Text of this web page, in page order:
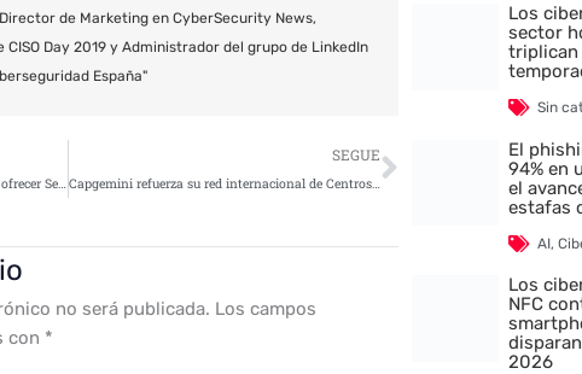
de Marketing en CyberSecurity News,
CISO Day 2019 y Administrador del grupo de LinkedIn
España"
Atos y Merlin International se unen para ofrecer Servicios de Ciberseguridad Gestionados
SEGUE
Capgemini refuerza su red internacional de Centros de Operaciones de Seguridad con su primer SOC en la región del Sur de Europa
Siguiente
no será publicada. Los campos
con *
Los
sector
triplican
Sin
El
94% en
el
estafas
AI,
Los
NFC
2026